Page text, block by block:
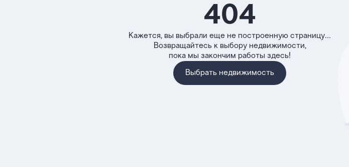
404
Кажется, вы выбрали еще не построенную страницу...
Возвращайтесь к выбору недвижимости,
пока мы закончим работы здесь!
Выбрать недвижимость